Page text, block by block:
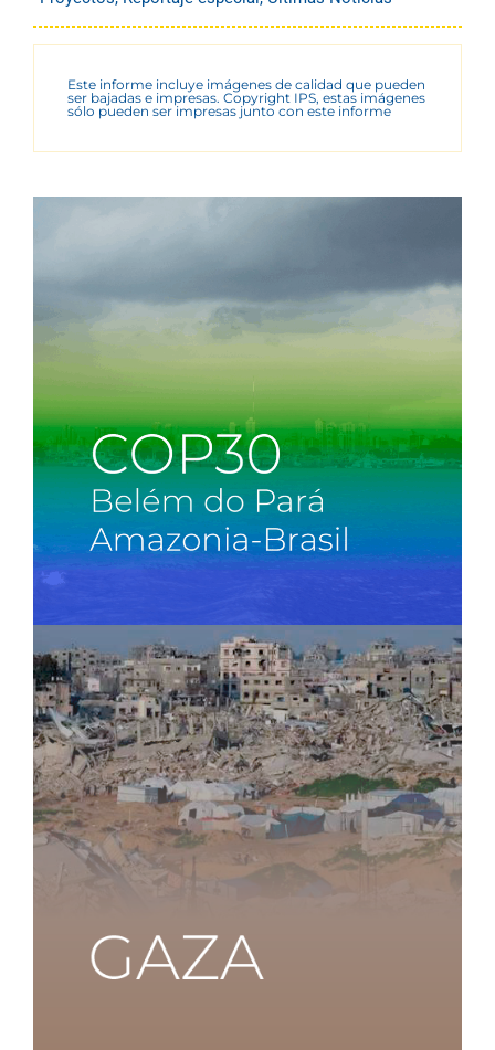
Este informe incluye imágenes de calidad que pueden
ser bajadas e impresas. Copyright IPS, estas imágenes
sólo pueden ser impresas junto con este informe